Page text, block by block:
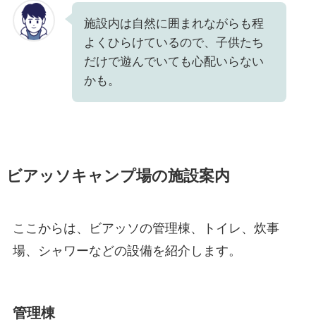
施設内は自然に囲まれながらも程
よくひらけているので、子供たち
だけで遊んでいても心配いらない
かも。
ビアッソキャンプ場の施設案内
ここからは、ビアッソの管理棟、トイレ、炊事
場、シャワーなどの設備を紹介します。
管理棟